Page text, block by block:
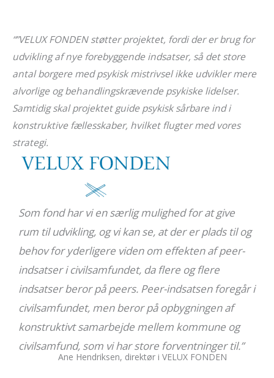
“”VELUX FONDEN støtter projektet, fordi der er brug for
udvikling af nye forebyggende indsatser, så det store
antal borgere med psykisk mistrivsel ikke udvikler mere
alvorlige og behandlingskrævende psykiske lidelser.
Samtidig skal projektet guide psykisk sårbare ind i
konstruktive fællesskaber, hvilket flugter med vores
strategi.
Som fond har vi en særlig mulighed for at give
rum til udvikling, og vi kan se, at der er plads til og
behov for yderligere viden om effekten af peer-
indsatser i civilsamfundet, da flere og flere
indsatser beror på peers. Peer-indsatsen foregår i
civilsamfundet, men beror på opbygningen af
konstruktivt samarbejde mellem kommune og
civilsamfund, som vi har store forventninger til.”
Ane Hendriksen, direktør i VELUX FONDEN